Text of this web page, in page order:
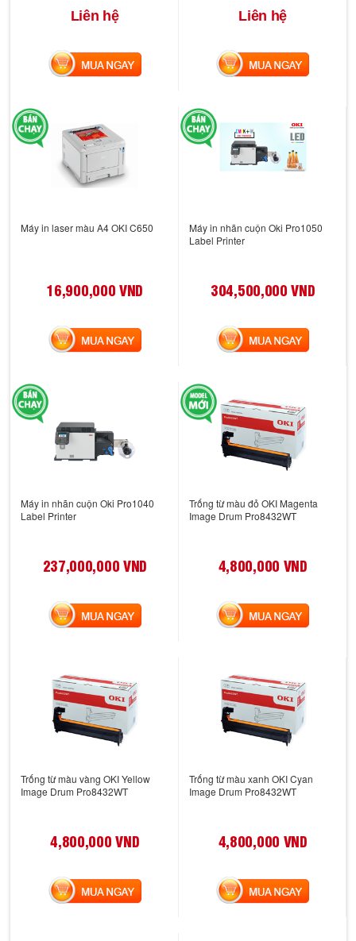
Liên hệ
MUA NGAY
Liên hệ
MUA NGAY
Máy in laser màu A4 OKI C650
16,900,000 VND
MUA NGAY
Máy in nhãn cuộn Oki Pro1050
Label Printer
304,500,000 VND
MUA NGAY
Máy in nhãn cuộn Oki Pro1040
Label Printer
237,000,000 VND
MUA NGAY
Trống từ màu đỏ OKI Magenta
Image Drum Pro8432WT
4,800,000 VND
MUA NGAY
Trống từ màu vàng OKI Yellow
Image Drum Pro8432WT
4,800,000 VND
MUA NGAY
Trống từ màu xanh OKI Cyan
Image Drum Pro8432WT
4,800,000 VND
MUA NGAY